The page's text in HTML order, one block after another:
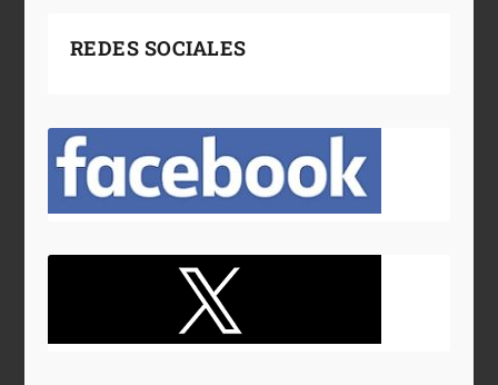
REDES SOCIALES